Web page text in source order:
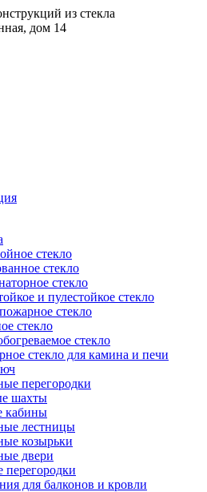
из стекла
дом 14
стекло
стекло
стекло
и пулестойкое стекло
стекло
стекло
стекло
стекло для камина и печи
перегородки
шахты
кабины
лестницы
козырьки
двери
для балконов и кровли